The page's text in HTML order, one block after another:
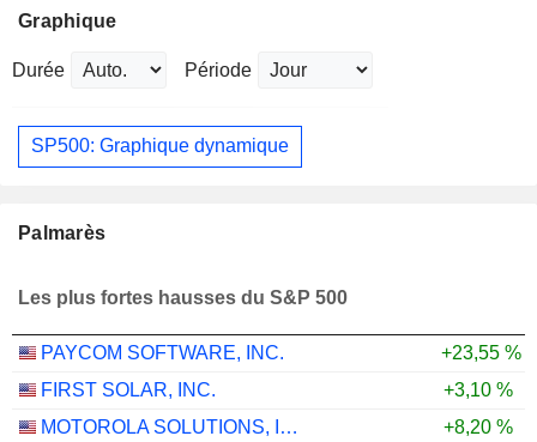
Graphique
Durée Période
SP500: Graphique dynamique
Palmarès
Les plus fortes hausses du S&P 500
PAYCOM SOFTWARE, INC.
+23,55 %
FIRST SOLAR, INC.
+3,10 %
MOTOROLA SOLUTIONS, INC.
+8,20 %